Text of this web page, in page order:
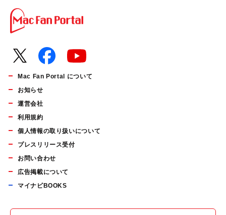
Mac Fan Portal について
お知らせ
運営会社
利用規約
個人情報の取り扱いについて
プレスリリース受付
お問い合わせ
広告掲載について
マイナビBOOKS